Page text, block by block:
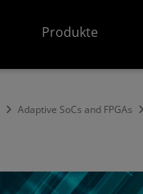
Produkte
Adaptive SoCs and FPGAs